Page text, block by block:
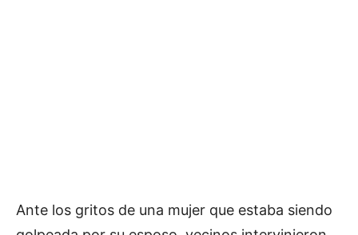
Ante los gritos de una mujer que estaba siendo